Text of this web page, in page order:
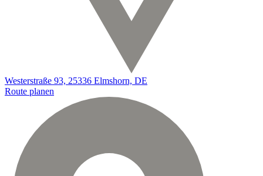
Westerstraße 93, 25336 Elmshorn, DE
Route planen